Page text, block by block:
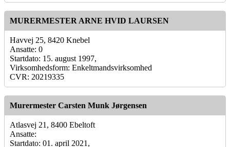
MURERMESTER ARNE HVID LAURSEN
Havvej 25, 8420 Knebel
Ansatte: 0
Startdato: 15. august 1997,
Virksomhedsform: Enkeltmandsvirksomhed
CVR: 20219335
Murermester Carsten Munk Jørgensen
Atlasvej 21, 8400 Ebeltoft
Ansatte:
Startdato: 01. april 2021,